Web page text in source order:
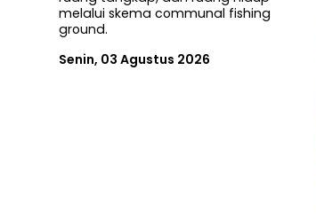
melalui skema communal fishing
ground.
Senin, 03 Agustus 2026